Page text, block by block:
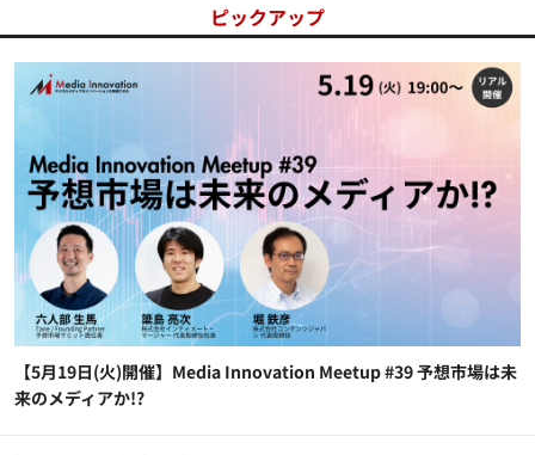
ピックアップ
【5月19日(火)開催】Media Innovation Meetup #39 予想市場は未
来のメディアか!?